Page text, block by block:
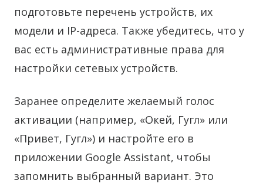
подготовьте перечень устройств, их
модели и IP-адреса. Также убедитесь, что у
вас есть административные права для
настройки сетевых устройств.
Заранее определите желаемый голос
активации (например, «Окей, Гугл» или
«Привет, Гугл») и настройте его в
приложении Google Assistant, чтобы
запомнить выбранный вариант. Это